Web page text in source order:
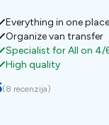
Everything in one place
Organize van transfer
Specialist for All on 4/
High quality
(8 recenzija)